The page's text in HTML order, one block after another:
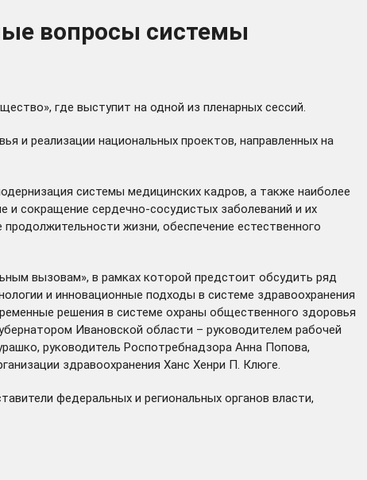
вопросы системы
где выступит на одной из пленарных сессий.
и реализации национальных проектов, направленных на
системы медицинских кадров, а также наиболее
и сокращение сердечно-сосудистых заболеваний и их
жизни, обеспечение естественного
вызовам», в рамках которой предстоит обсудить ряд
и инновационные подходы в системе здравоохранения
решения в системе охраны общественного здоровья
Ивановской области – руководителем рабочей
руководитель Роспотребнадзора Анна Попова,
здравоохранения Ханс Хенри П. Клюге.
федеральных и региональных органов власти,